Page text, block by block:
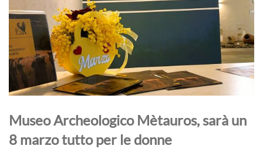
Museo Archeologico Mètauros, sarà un
8 marzo tutto per le donne